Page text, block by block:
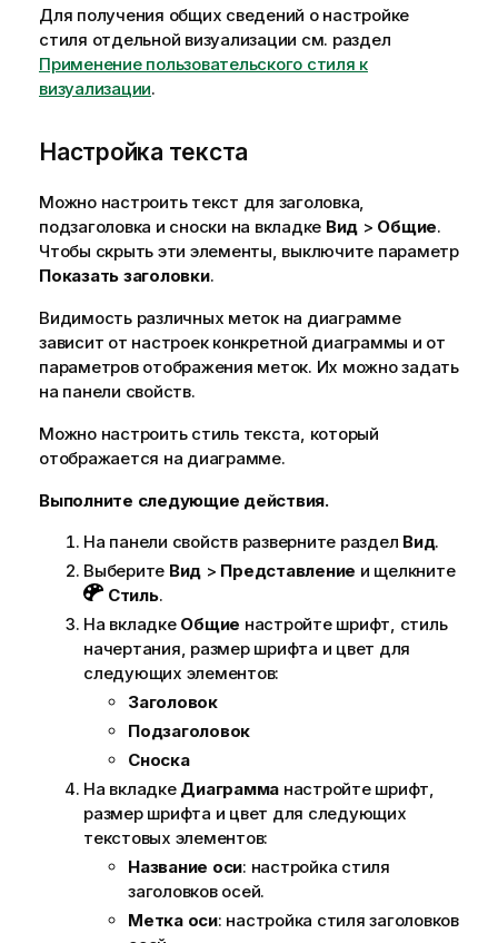
Для получения общих сведений о настройке
стиля отдельной визуализации см. раздел
Применение пользовательского стиля к
визуализации.
Настройка текста
Можно настроить текст для заголовка,
подзаголовка и сноски на вкладке Вид > Общие.
Чтобы скрыть эти элементы, выключите параметр
Показать заголовки.
Видимость различных меток на диаграмме
зависит от настроек конкретной диаграммы и от
параметров отображения меток. Их можно задать
на панели свойств.
Можно настроить стиль текста, который
отображается на диаграмме.
Выполните следующие действия.
На панели свойств разверните раздел Вид.
Выберите Вид > Представление и щелкните
Стиль.
На вкладке Общие настройте шрифт, стиль
начертания, размер шрифта и цвет для
следующих элементов:
Заголовок
Подзаголовок
Сноска
На вкладке Диаграмма настройте шрифт,
размер шрифта и цвет для следующих
текстовых элементов:
Название оси: настройка стиля
заголовков осей.
Метка оси: настройка стиля заголовков